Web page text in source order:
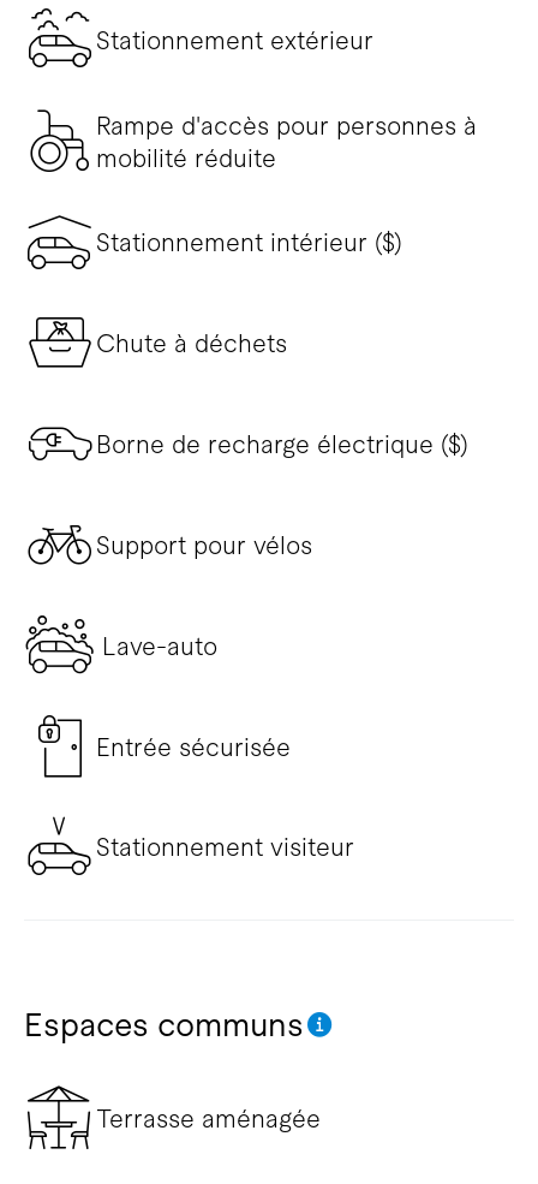
Stationnement extérieur
Rampe d'accès pour personnes à
mobilité réduite
Stationnement intérieur ($)
Chute à déchets
Borne de recharge électrique ($)
Support pour vélos
Lave-auto
Entrée sécurisée
Stationnement visiteur
Espaces communs
Terrasse aménagée